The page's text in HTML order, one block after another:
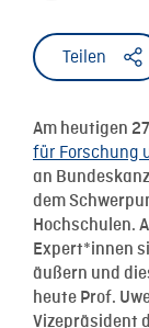
Teilen
Am heutigen
für Forschung
an
dem
Hochschulen.
Expert*innen
äußern und
heute Prof.
Vizepräsident